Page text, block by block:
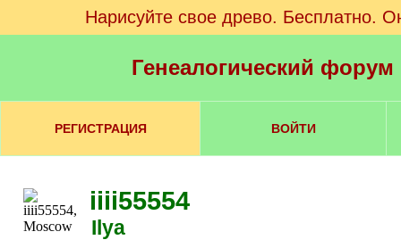
Нарисуйте свое древо. Бесплатно.
Генеалогический
РЕГИСТРАЦИЯ ВОЙТИ
iiii55554
Ilya